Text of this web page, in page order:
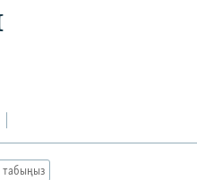
табыңыз